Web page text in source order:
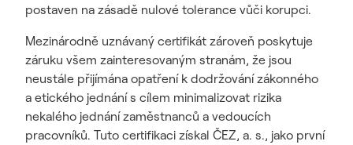
postaven na zásadě nulové tolerance vůči korupci.
Mezinárodně uznávaný certifikát zároveň poskytuje
záruku všem zainteresovaným stranám, že jsou
neustále přijímána opatření k dodržování zákonného
a etického jednání s cílem minimalizovat rizika
nekalého jednání zaměstnanců a vedoucích
pracovníků. Tuto certifikaci získal ČEZ, a. s., jako první